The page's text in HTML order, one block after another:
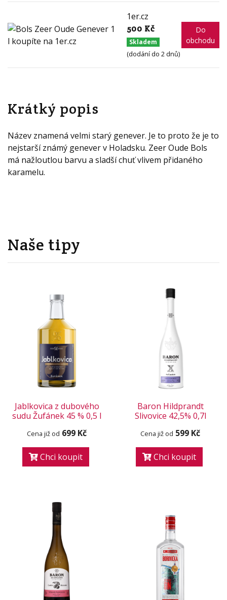
1er.cz
500 Kč
Skladem
(dodání do 2 dnů)
Do
obchodu
Krátký popis
Název znamená velmi starý genever. Je to proto že je to
nejstarší známý genever v Holadsku. Zeer Oude Bols
má nažloutlou barvu a sladší chuť vlivem přidaného
karamelu.
Naše tipy
Jablkovica z dubového
sudu Žufánek 45 % 0,5 l
Cena již od 699 Kč
Chci koupit
Baron Hildprandt
Slivovice 42,5% 0,7l
Cena již od 599 Kč
Chci koupit